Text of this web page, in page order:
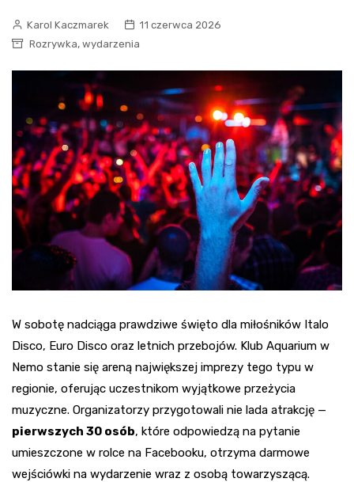
Karol Kaczmarek
11 czerwca 2026
Rozrywka, wydarzenia
W sobotę nadciąga prawdziwe święto dla miłośników Italo
Disco, Euro Disco oraz letnich przebojów. Klub Aquarium w
Nemo stanie się areną największej imprezy tego typu w
regionie, oferując uczestnikom wyjątkowe przeżycia
muzyczne. Organizatorzy przygotowali nie lada atrakcję —
pierwszych 30 osób, które odpowiedzą na pytanie
umieszczone w rolce na Facebooku, otrzyma darmowe
wejściówki na wydarzenie wraz z osobą towarzyszącą.